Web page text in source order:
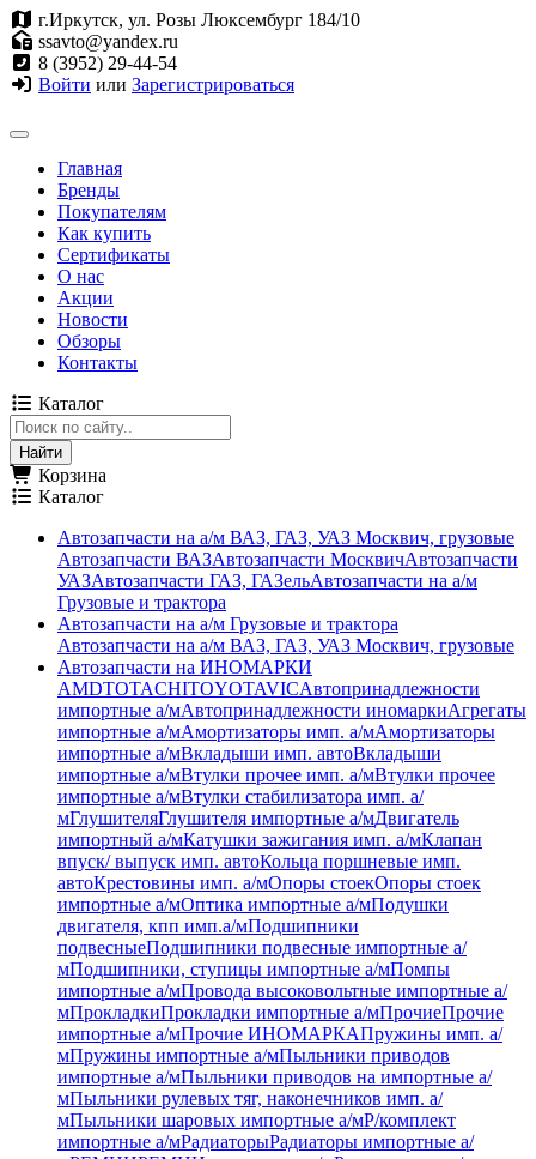
г.Иркутск, ул. Розы Люксембург 184/10
ssavto@yandex.ru
8 (3952) 29-44-54
Войти или Зарегистрироваться
Главная
Бренды
Покупателям
Как купить
Сертификаты
О нас
Акции
Новости
Обзоры
Контакты
Каталог
Корзина
Каталог
Автозапчасти на а/м ВАЗ, ГАЗ, УАЗ Москвич, грузовые
Автозапчасти ВАЗАвтозапчасти МосквичАвтозапчасти
УАЗАвтозапчасти ГАЗ, ГАЗельАвтозапчасти на а/м
Грузовые и трактора
Автозапчасти на а/м Грузовые и трактора
Автозапчасти на а/м ВАЗ, ГАЗ, УАЗ Москвич, грузовые
Автозапчасти на ИНОМАРКИ
AMDTOTACHITOYOTAVICАвтопринадлежности
импортные а/мАвтопринадлежности иномаркиАгрегаты
импортные а/мАмортизаторы имп. а/мАмортизаторы
импортные а/мВкладыши имп. автоВкладыши
импортные а/мВтулки прочее имп. а/мВтулки прочее
импортные а/мВтулки стабилизатора имп. а/
мГлушителяГлушителя импортные а/мДвигатель
импортный а/мКатушки зажигания имп. а/мКлапан
впуск/ выпуск имп. автоКольца поршневые имп.
автоКрестовины имп. а/мОпоры стоекОпоры стоек
импортные а/мОптика импортные а/мПодушки
двигателя, кпп имп.а/мПодшипники
подвесныеПодшипники подвесные импортные а/
мПодшипники, ступицы импортные а/мПомпы
импортные а/мПровода высоковольтные импортные а/
мПрокладкиПрокладки импортные а/мПрочиеПрочие
импортные а/мПрочие ИНОМАРКАПружины имп. а/
мПружины импортные а/мПыльники приводов
импортные а/мПыльники приводов на импортные а/
мПыльники рулевых тяг, наконечников имп. а/
мПыльники шаровых импортные а/мР/комплект
импортные а/мРадиаторыРадиаторы импортные а/